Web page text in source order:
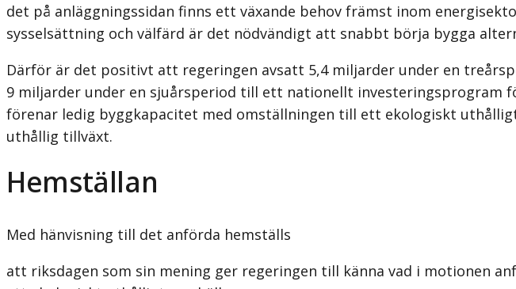
det på anläggningssidan finns ett växande behov främst inom
sysselsättning och välfärd är det nödvändigt att snabbt börja bygga
Därför är det positivt att regeringen avsatt 5,4 miljarder under en
9 miljarder under en sjuårsperiod till ett nationellt investeringsprogram
förenar ledig byggkapacitet med omställningen till ett ekologiskt
uthållig tillväxt.
Hemställan
Med hänvisning till det anförda hemställs
att riksdagen som sin mening ger regeringen till känna vad i motionen